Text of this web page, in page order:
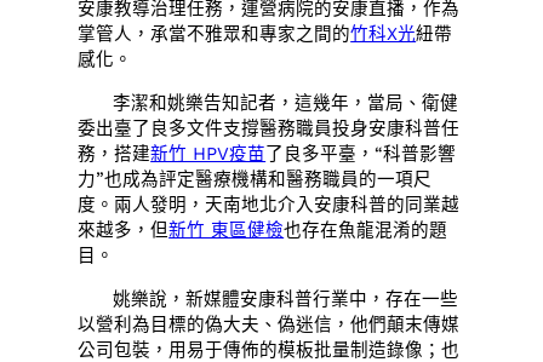
安康教導治理任務，運營病院的安康直播，作為
掌管人，承當不雅眾和專家之間的竹科X光紐帶
感化。
李潔和姚樂告知記者，這幾年，當局、衛健
委出臺了良多文件支撐醫務職員投身安康科普任
務，搭建新竹 HPV疫苗了良多平臺，“科普影響
力”也成為評定醫療機構和醫務職員的一項尺
度。兩人發明，天南地北介入安康科普的同業越
來越多，但新竹 東區健檢也存在魚龍混淆的題
目。
姚樂說，新媒體安康科普行業中，存在一些
以營利為目標的偽大夫、偽迷信，他們顛末傳媒
公司包裝，用易于傳佈的模板批量制造錄像；也